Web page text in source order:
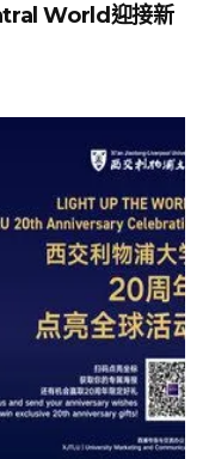
World迎接新